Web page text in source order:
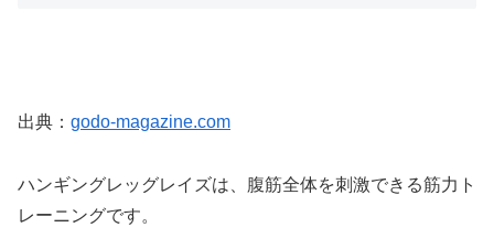
出典： godo-magazine.com
ハンギングレッグレイズは、腹筋全体を刺激できる筋力ト
レーニングです。